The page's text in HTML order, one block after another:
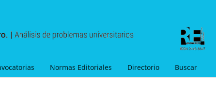
Normas Editoriales Directorio Buscar